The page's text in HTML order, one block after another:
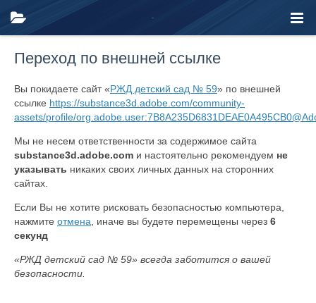
Переход по внешней ссылке
Вы покидаете сайт «РЖД детский сад № 59» по внешней
ссылке https://substance3d.adobe.com/community-
assets/profile/
Мы не несем ответственности за содержимое сайта
substance3d.adobe.com и настоятельно рекомендуем не
указывать никаких своих личных данных на сторонних
сайтах.
Если Вы не хотите рисковать безопасностью компьютера,
нажмите отмена , иначе вы будете перемещены через 6
секунд
«РЖД детский сад № 59» всегда заботится о вашей
безопасности.